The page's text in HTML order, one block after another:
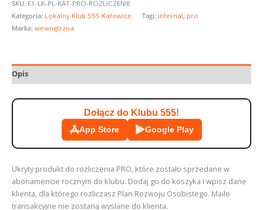
SKU: E1-LK-PL-KAT-PRO-ROZLICZENIE
Kategoria: Lokalny Klub 555 Katowice Tagi: internal pro
Marka: wewnętrzna
Opis
Dołącz do Klubu 555!
App Store Google Play
Ukryty produkt do rozliczenia PRO, które zostało sprzedane w
abonamencie rocznym do klubu. Dodaj go do koszyka i wpisz dane
klienta, dla którego rozliczasz Plan Rozwoju Osobistego. Maile
transakcyjne nie zostaną wysłane do klienta.